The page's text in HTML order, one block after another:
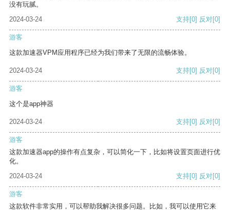
没有玩腻。
2024-03-24
支持[0] 反对[0]
游客
这款加速器VPM应用程序已经为我们带来了无限的流畅体验。
2024-03-24 支持[0] 反对[0]
游客
这个是app神器
2024-03-24 支持[0] 反对[0]
游客
这款加速器app的操作有点复杂，可以简化一下，比如将设置页面进行优
化。
2024-03-24
支持[0] 反对[0]
游客
这款软件非常实用，可以帮助我解决很多问题。比如，我可以使用它来